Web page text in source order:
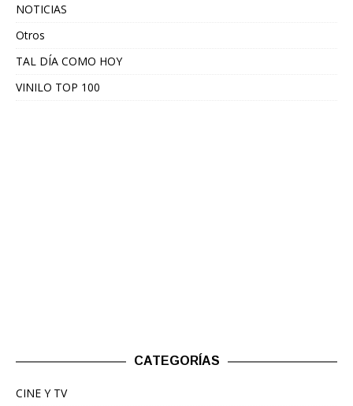
NOTICIAS
Otros
TAL DÍA COMO HOY
VINILO TOP 100
CATEGORÍAS
CINE Y TV